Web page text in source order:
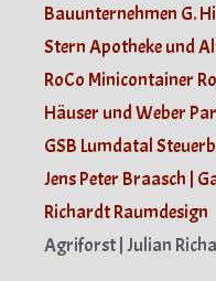
Bauunternehmen G.
Stern Apotheke und
RoCo Minicontainer
Häuser und Weber
GSB Lumdatal
Jens Peter Braasch |
Richardt Raumdesign
Agriforst | Julian